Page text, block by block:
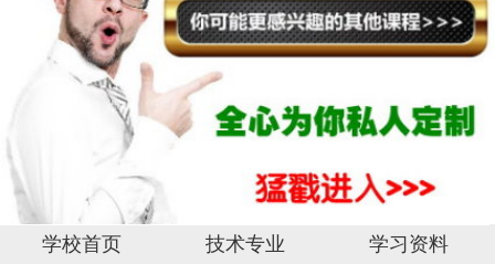
学校首页 技术专业 学习资料